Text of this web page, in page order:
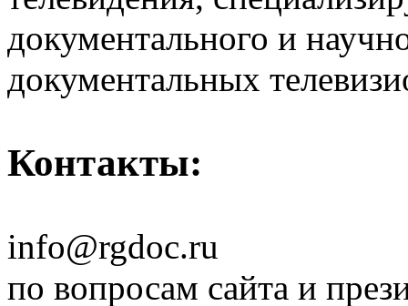
документального и
документальных
Контакты:
info@rgdoc.ru
по вопросам сайта и